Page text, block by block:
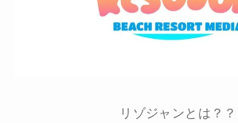
リゾジャンとは？？